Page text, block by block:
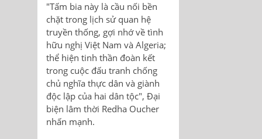
"Tấm bia này là cầu nối bền
chặt trong lịch sử quan hệ
truyền thống, gợi nhớ về tình
hữu nghị Việt Nam và Algeria;
thể hiện tinh thần đoàn kết
trong cuộc đấu tranh chống
chủ nghĩa thực dân và giành
độc lập của hai dân tộc", Đại
biện lâm thời Redha Oucher
nhấn mạnh.